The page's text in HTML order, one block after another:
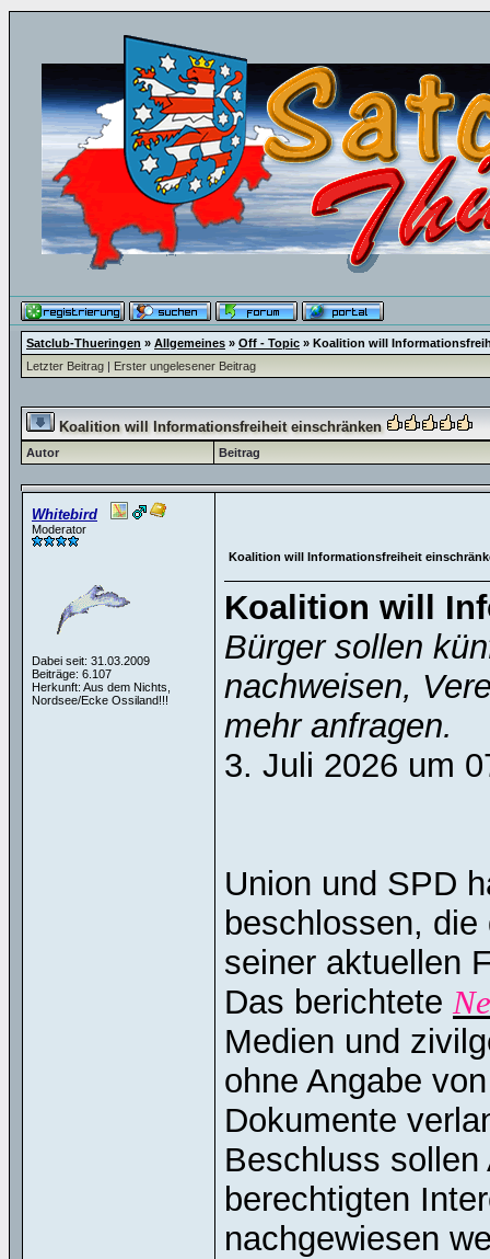
Satclub-Thueringen » Allgemeines » Off - Topic » Koalition will
Letzter Beitrag | Erster ungelesener Beitrag
Koalition will Informationsfreiheit einschränken
Autor Beitrag
Whitebird
Moderator
Dabei seit: 31.03.2009
Beiträge: 6.107
Herkunft: Aus dem Nichts,
Nordsee/Ecke Ossiland!!!
Koalition will Informationsfreiheit
Koalition will
Bürger sollen
nachweisen,
mehr anfragen.
3. Juli 2026 um
Union und SPD
beschlossen,
seiner aktuellen
Das berichtete
Medien und
ohne Angabe
Dokumente
Beschluss
berechtigten
nachgewiesen